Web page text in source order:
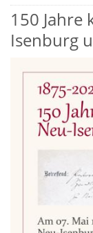
150 Jahre
Isenburg